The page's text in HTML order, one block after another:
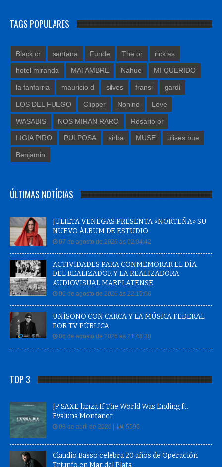
TAGS POPULARES
Black cr santana Funde The or rick as
hotel miranda MATAMBRE Nahue MI QUERIDO
la fanfarria mauricio d silves fransi gardi
LOS DEL FUEGO Clipper Nonino Love
WASABIS NOS MIRAN RARO Rosario or
LIGIA PIRO PULPOSA airba MUSE ulises bue
Benjamin
ÚLTIMAS NOTÍCIAS
JULIETA VENEGAS PRESENTA «NORTEÑA» SU
NUEVO ÁLBUM DE ESTUDIO
07 de agosto de 2026 às 02:04:42
ACTIVIDADES PARA CONMEMORAR EL DÍA
DEL REALIZADOR Y LA REALIZADORA
AUDIOVISUAL MARPLATENSE
06 de agosto de 2026 às 22:15:06
UNÍSONO CON CARCA Y LA MÚSICA FEDERAL
POR TV PÚBLICA
06 de agosto de 2026 às 21:48:38
TOP 3
JP SAXE lanza If The World Was Ending ft.
Evaluna Montaner
08 de abril de 2020 | 5596
Claudio Basso celebra 20 años de Operación
Triunfo en Mar del Plata